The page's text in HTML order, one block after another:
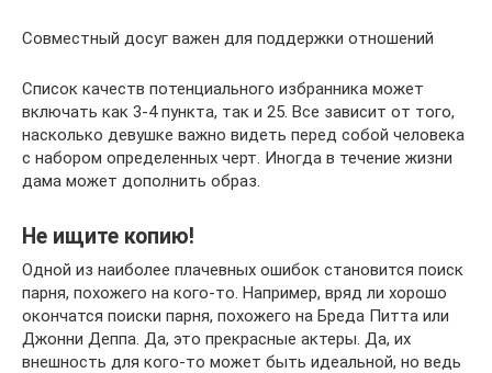
Совместный досуг важен для поддержки отношений
Список качеств потенциального избранника может
включать как 3-4 пункта, так и 25. Все зависит от того,
насколько девушке важно видеть перед собой человека
с набором определенных черт. Иногда в течение жизни
дама может дополнить образ.
Не ищите копию!
Одной из наиболее плачевных ошибок становится поиск
парня, похожего на кого-то. Например, вряд ли хорошо
окончатся поиски парня, похожего на Бреда Питта или
Джонни Деппа. Да, это прекрасные актеры. Да, их
внешность для кого-то может быть идеальной, но ведь